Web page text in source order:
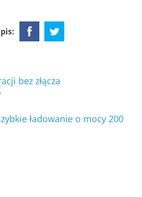
bez złącza
ładowanie o mocy 200